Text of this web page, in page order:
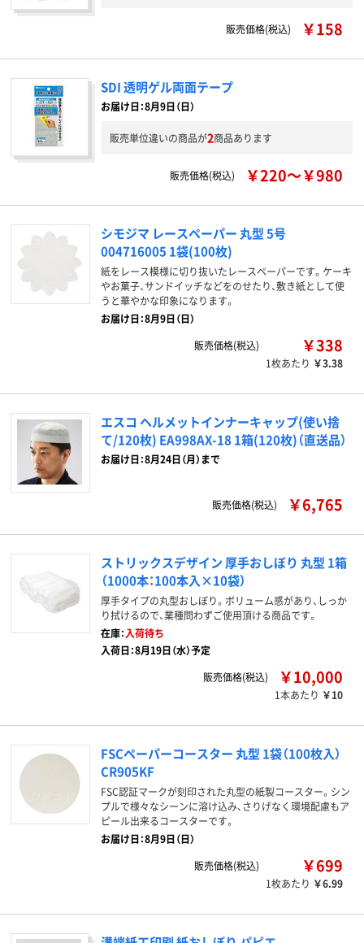
販売価格(税込) ￥158
SDI 透明ゲル両面テープ
お届け日：8月9日（日）
販売単位違いの商品が2商品あります
販売価格(税込) ￥220～￥980
シモジマ レースペーパー 丸型 5号
004716005 1袋(100枚)
紙をレース模様に切り抜いたレースペーパーです。ケーキ
やお菓子、サンドイッチなどをのせたり、敷き紙として使
うと華やかな印象になります。
お届け日：8月9日（日）
販売価格(税込)
￥338
1枚あたり ￥3.38
エスコ ヘルメットインナーキャップ(使い捨
て/120枚) EA998AX-18 1箱(120枚)（直送品）
お届け日：8月24日（月）まで
販売価格(税込) ￥6,765
ストリックスデザイン 厚手おしぼり 丸型 1箱
（1000本：100本入×10袋）
厚手タイプの丸型おしぼり。ボリューム感があり、しっか
り拭けるので、業種問わずご使用頂ける商品です。
在庫：入荷待ち
入荷日：8月19日（水）予定
販売価格(税込)
￥10,000
1本あたり ￥10
FSCペーパーコースター 丸型 1袋（100枚入）
CR905KF
FSC認証マークが刻印された丸型の紙製コースター。シン
プルで様々なシーンに溶け込み、さりげなく環境配慮もア
ピール出来るコースターです。
お届け日：8月9日（日）
販売価格(税込)
￥699
1枚あたり ￥6.99